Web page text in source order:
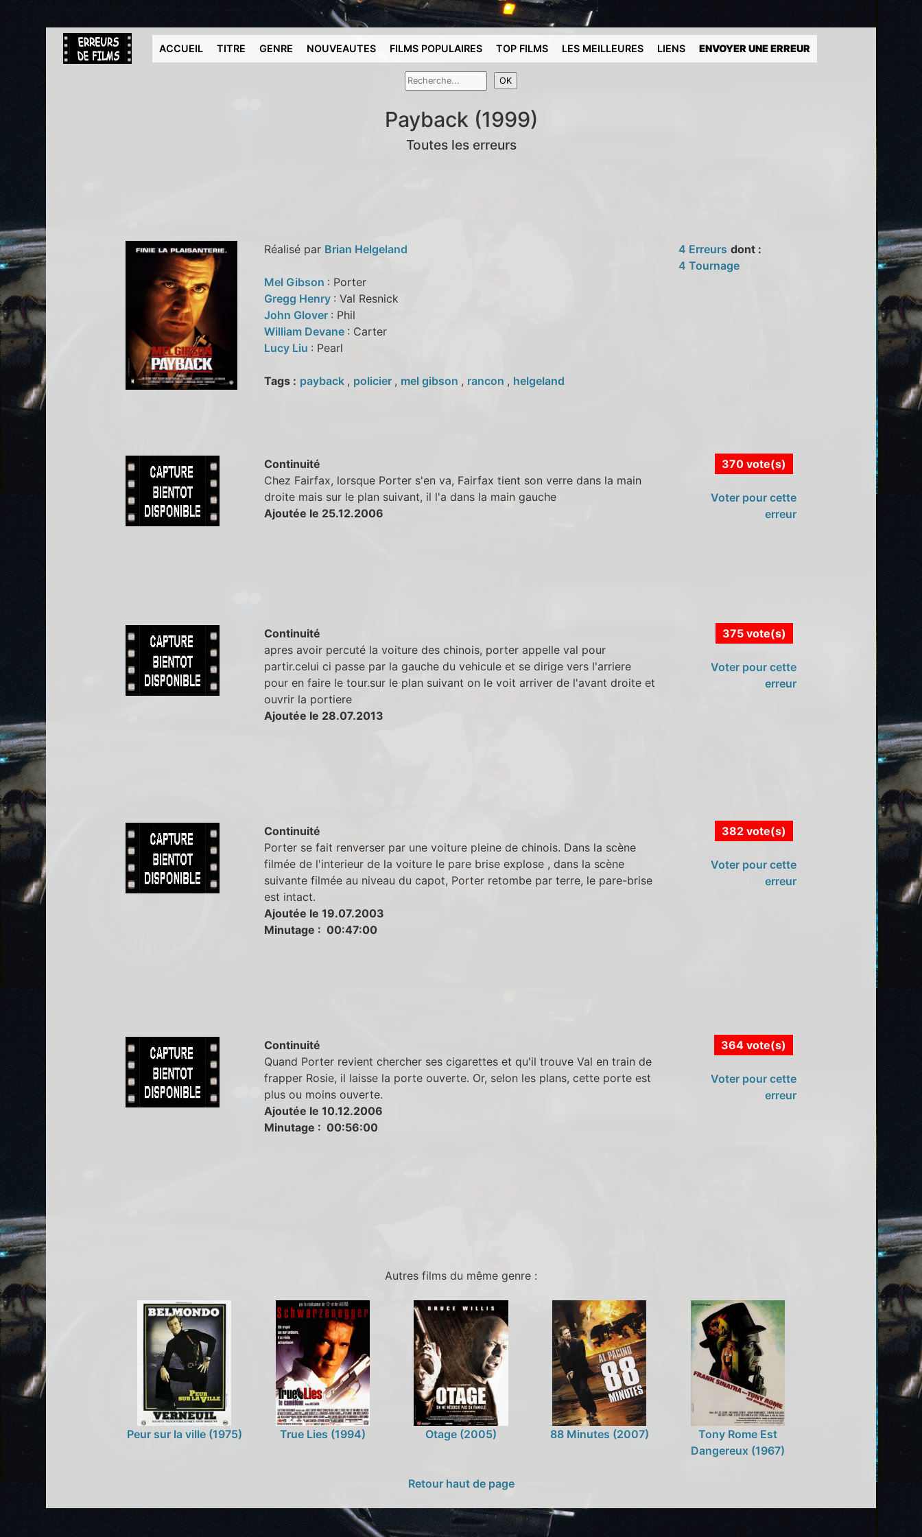
ACCUEIL TITRE GENRE NOUVEAUTES FILMS POPULAIRES TOP FILMS LES MEILLEURES LIENS ENVOYER UNE ERREUR
Payback (1999)
Toutes les erreurs
Réalisé par Brian Helgeland
Mel Gibson : Porter
Gregg Henry : Val Resnick
John Glover : Phil
William Devane : Carter
Lucy Liu : Pearl
Tags : payback , policier , mel gibson , rancon , helgeland
4 Erreurs dont :
4 Tournage
Continuité
Chez Fairfax, lorsque Porter s'en va, Fairfax tient son verre dans la main
droite mais sur le plan suivant, il l'a dans la main gauche
Ajoutée le 25.12.2006
370 vote(s)
Voter pour cette
erreur
Continuité
apres avoir percuté la voiture des chinois, porter appelle val pour
partir.celui ci passe par la gauche du vehicule et se dirige vers l'arriere
pour en faire le tour.sur le plan suivant on le voit arriver de l'avant droite et
ouvrir la portiere
Ajoutée le 28.07.2013
375 vote(s)
Voter pour cette
erreur
Continuité
Porter se fait renverser par une voiture pleine de chinois. Dans la scène
filmée de l'interieur de la voiture le pare brise explose , dans la scène
suivante filmée au niveau du capot, Porter retombe par terre, le pare-brise
est intact.
Ajoutée le 19.07.2003
Minutage : 00:47:00
382 vote(s)
Voter pour cette
erreur
Continuité
Quand Porter revient chercher ses cigarettes et qu'il trouve Val en train de
frapper Rosie, il laisse la porte ouverte. Or, selon les plans, cette porte est
plus ou moins ouverte.
Ajoutée le 10.12.2006
Minutage : 00:56:00
364 vote(s)
Voter pour cette
erreur
Autres films du même genre :
Peur sur la ville (1975) True Lies (1994) Otage (2005) 88 Minutes (2007)
Tony Rome Est
Dangereux (1967)
Retour haut de page